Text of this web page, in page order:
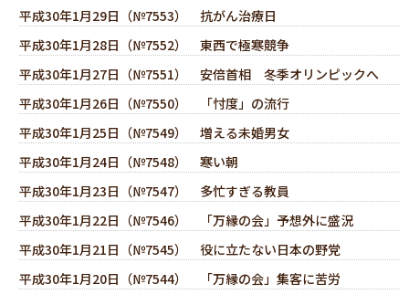
平成30年1月29日（№7553） 抗がん治療日
平成30年1月28日（№7552） 東西で極寒競争
平成30年1月27日（№7551） 安倍首相 冬季オリンピックへ
平成30年1月26日（№7550） 「忖度」の流行
平成30年1月25日（№7549） 増える未婚男女
平成30年1月24日（№7548） 寒い朝
平成30年1月23日（№7547） 多忙すぎる教員
平成30年1月22日（№7546） 「万縁の会」予想外に盛況
平成30年1月21日（№7545） 役に立たない日本の野党
平成30年1月20日（№7544） 「万縁の会」集客に苦労